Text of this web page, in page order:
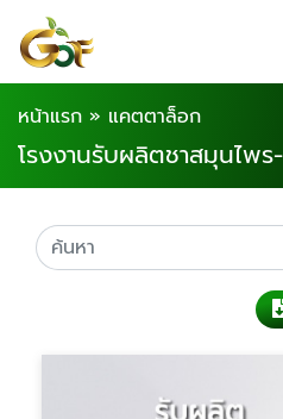
หน้าแรก » แคตตาล็อก
โรงงานรับผลิตชาสมุนไพ